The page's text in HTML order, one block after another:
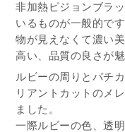
非加熱ピジョンブラ
いるものが一般的で
物が見えなくて濃い
高い、品質の良さが魅
ルビーの周りとバチ
リアントカットのメ
ました。
一際ルビーの色、透